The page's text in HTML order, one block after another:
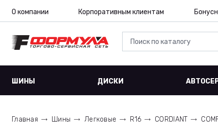
О компании Корпоративным клиентам
ШИНЫ ДИСКИ
Главная Шины Легковые R16 CORDIANT